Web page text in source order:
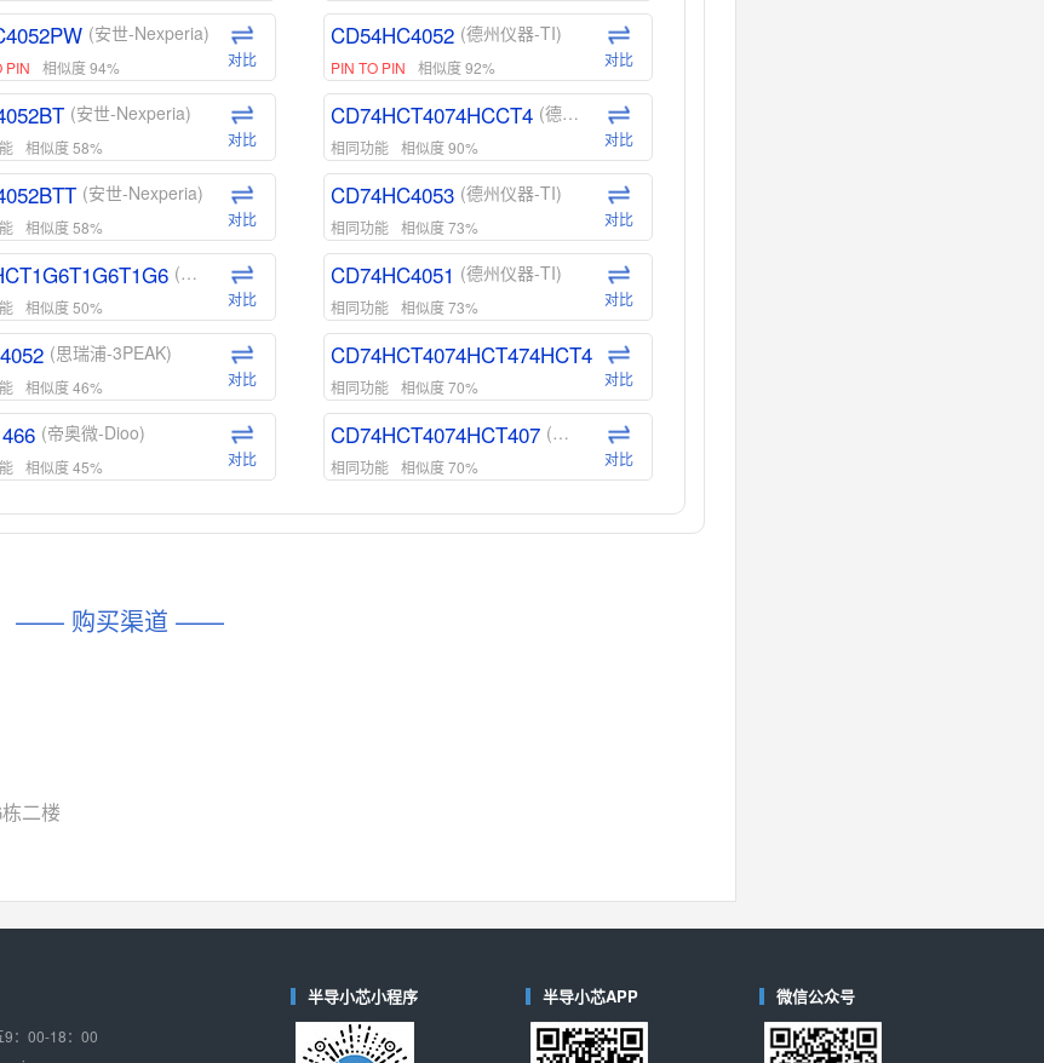
(安世-Nexperia)
PIN 相似度 94% 对比
(安世-Nexperia)
相似度 58% 对比
(安世-Nexperia)
相似度 58% 对比
(安世-Nexperia)
相似度 50% 对比
(思瑞浦-3PEAK)
相似度 46% 对比
(帝奥微-Dioo)
相似度 45% 对比
(帝奥微-Dioo)
对比
相似度 44%
CD54HC4052 (德州仪器-TI)
PIN TO PIN 相似度 92% 对比
CD74HCT4074HCCT4 (德州仪器-TI)
相同功能 相似度 90% 对比
CD74HC4053 (德州仪器-TI)
相同功能 相似度 73% 对比
CD74HC4051 (德州仪器-TI)
相同功能 相似度 73% 对比
CD74HCT4074HCT474HCT4 (德州仪器-TI)
相同功能 相似度 70% 对比
CD74HCT4074HCT407 (德州仪器-TI)
相同功能 相似度 70% 对比
CD74HCT4D74HDCT40 (德州仪器-TI)
对比
—— 购买渠道 ——
二楼
9：00-18：00
半导小芯小程序 半导小芯APP 微信公众号